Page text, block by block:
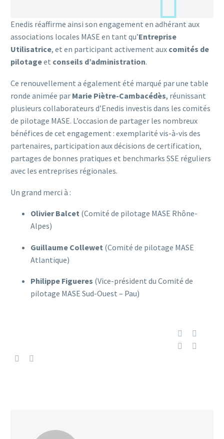
Enedis réaffirme ainsi son engagement en adhérant aux
associations locales MASE en tant qu’Entreprise
Utilisatrice, et en participant activement aux comités de
pilotageet conseils d’administration.
Ce renouvellement a également été marqué par une table
ronde animée par Marie Piètre-Cambacédès, réunissant
plusieurs collaborateurs d’Enedis investis dans les comités
de pilotage MASE. L’occasion de partager les nombreux
bénéfices de cet engagement : exemplarité vis-à-vis des
partenaires, participation aux décisions de certification,
partages de bonnes pratiques et benchmarks SSE réguliers
avec les entreprises régionales.
Un grand merci à :
Olivier Balcet (Comité de pilotage MASE Rhône-
Alpes)
Guillaume Collewet (Comité de pilotage MASE
Atlantique)
Philippe Figueres (Vice-président du Comité de
pilotage MASE Sud-Ouest – Pau)